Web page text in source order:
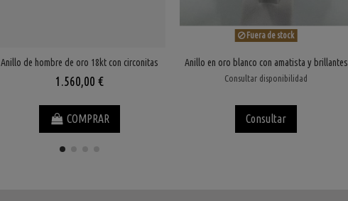
Anillo de hombre de oro 18kt con circonitas
1.560,00 €
COMPRAR
Fuera de stock
Anillo en oro blanco con amatista y brillantes
Consultar disponibilidad
Consultar